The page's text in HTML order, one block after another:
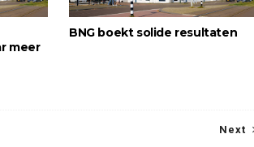
meer
BNG boekt solide resultaten
Next